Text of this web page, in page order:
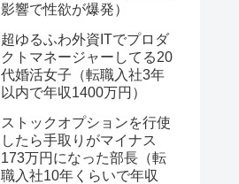
影響で性欲が爆発）
超ゆるふわ外資ITでプロダ
クトマネージャーしてる20
代婚活女子（転職入社3年
以内で年収1400万円）
ストックオプションを行使
したら手取りがマイナス
173万円になった部長（転
職入社10年くらいで年収